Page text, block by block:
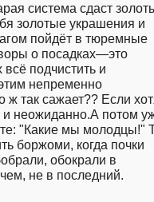
система сдаст
золотые украшения и
пойдёт в тюремные
о посадках—это
подчистить и
непременно
ж так сажает?? Если
и неожиданно.А потом
"Какие мы молодцы!"
боржоми, когда почки
обокрали в
не в последний.